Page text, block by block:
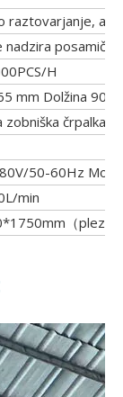
raztovarjanje,
nadzira
H
mm Dolžina 90-
zobniška črpalka
50-60Hz Moč:
min
（